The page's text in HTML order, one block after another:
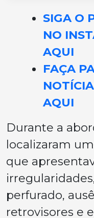
SIGA O
NO
AQUI
FAÇA
AQUI
Durante a
localizaram
que
perfurado,
retrovisores e